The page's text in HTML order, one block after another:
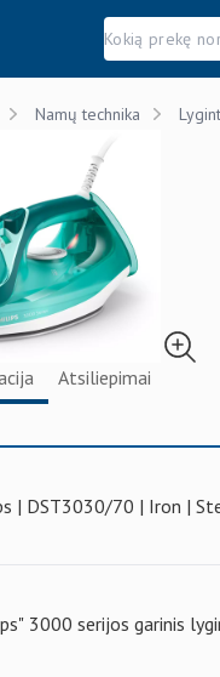
Namų technika
Atsiliepimai
| DST3030/70 | Iron |
3000 serijos garinis